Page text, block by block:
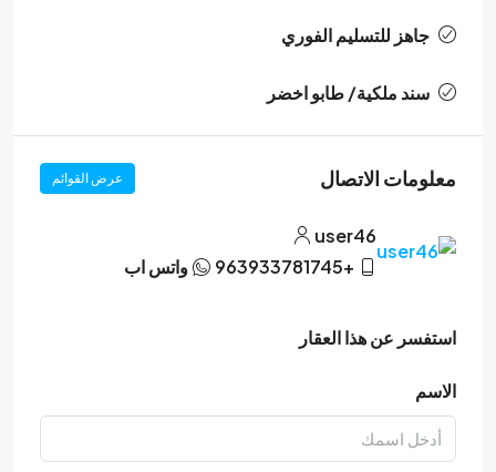
جاهز للتسليم الفوري
سند ملكية/ طابو اخضر
معلومات الاتصال عرض القوائم
user46
+963933781745
واتس اب
استفسر عن هذا العقار
الاسم